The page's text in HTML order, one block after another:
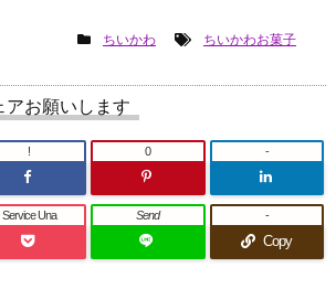
ちいかわ ちいかわお菓子
アお願いします
! 0 -
Service Una Send
Copy
-